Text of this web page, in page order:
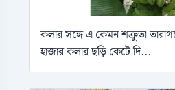
কলার সঙ্গে এ কেমন শক্রুতা
হাজার কলার ছড়ি কেটে দি...